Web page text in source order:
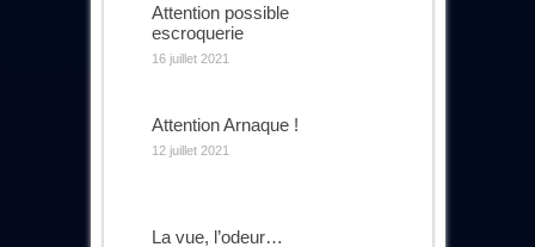
Attention possible
escroquerie
16 juillet 2021
Attention Arnaque !
12 juillet 2021
La vue, l’odeur…